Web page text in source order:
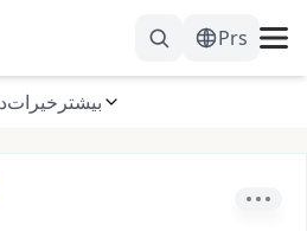
Prs
خیرات بیشتر